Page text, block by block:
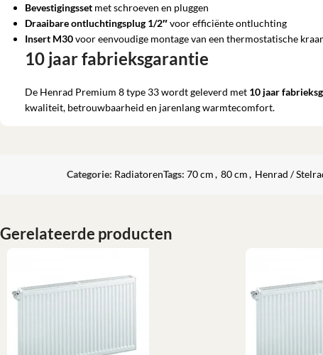
Bevestigingsset met schroeven en pluggen
Draaibare ontluchtingsplug 1/2″voor efficiënte ontluchting
Insert M30voor eenvoudige montage van een thermostatische
10 jaar fabrieksgarantie
De Henrad Premium 8 type 33 wordt geleverd met 10 jaar
kwaliteit, betrouwbaarheid en jarenlang warmtecomfort.
Categorie: RadiatorenTags: 70 cm , 80 cm , Henrad /
Gerelateerde producten